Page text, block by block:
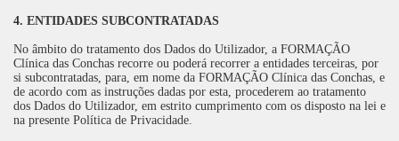
4. ENTIDADES SUBCONTRATADAS
No âmbito do tratamento dos Dados do Utilizador, a FORMAÇÃO
Clínica das Conchas recorre ou poderá recorrer a entidades terceiras, por
si subcontratadas, para, em nome da FORMAÇÃO Clínica das Conchas, e
de acordo com as instruções dadas por esta, procederem ao tratamento
dos Dados do Utilizador, em estrito cumprimento com os disposto na lei e
na presente Política de Privacidade.